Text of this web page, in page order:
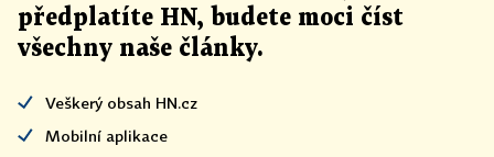
předplatíte HN, budete moci číst
všechny naše články.
Veškerý obsah HN.cz
Mobilní aplikace